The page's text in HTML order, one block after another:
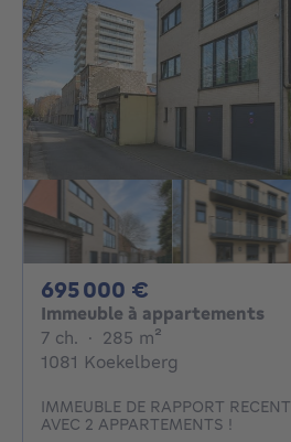
695 000 €
Immeuble à appartements
7 ch. 7 chambres
· 285 m²
1081 Koekelberg
IMMEUBLE DE RAPPORT RECENT
AVEC 2 APPARTEMENTS !